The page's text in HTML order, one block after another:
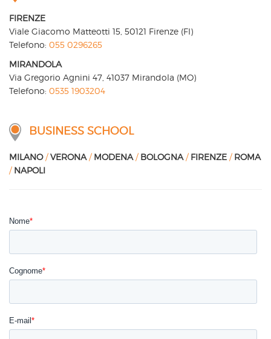
FIRENZE
Viale Giacomo Matteotti 15, 50121 Firenze (FI)
Telefono: 055 0296265
MIRANDOLA
Via Gregorio Agnini 47, 41037 Mirandola (MO)
Telefono: 0535 1903204
BUSINESS SCHOOL
MILANO / VERONA / MODENA / BOLOGNA / FIRENZE / ROMA
/ NAPOLI